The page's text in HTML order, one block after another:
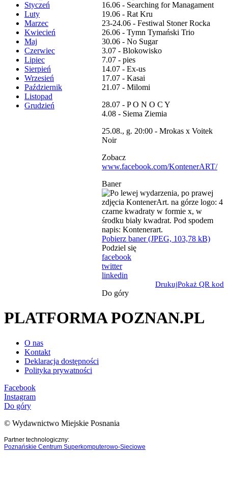
Styczeń
Luty
Marzec
Kwiecień
Maj
Czerwiec
Lipiec
Sierpień
Wrzesień
Październik
Listopad
Grudzień
16.06 - Searching for Managament
19.06 - Rat Kru
23-24.06 - Festiwal Stoner Rocka
26.06 - Tymn Tymański Trio
30.06 - No Sugar
3.07 - Blokowisko
7.07 - pies
14.07 - Ex-us
17.07 - Kasai
21.07 - Milomi
28.07 - P O N O C Y
4.08 - Siema Ziemia
25.08., g. 20:00 - Mrokas x Voitek
Noir
Zobacz
www.facebook.com/KontenerART/
Baner
Pobierz baner (JPEG, 103,78 kB)
Podziel się
facebook
twitter
linkedin
DrukujPokaż QR kod
Do góry
PLATFORMA POZNAN.PL
O nas
Kontakt
Deklaracja dostępności
Polityka prywatności
Facebook
Instagram
Do góry
© Wydawnictwo Miejskie Posnania
Partner technologiczny:
Poznańskie Centrum Superkomputerowo-Sieciowe